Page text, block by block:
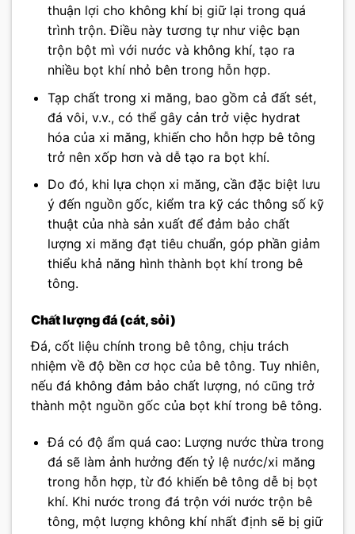
thuận lợi cho không khí bị giữ lại trong quá
trình trộn. Điều này tương tự như việc bạn
trộn bột mì với nước và không khí, tạo ra
nhiều bọt khí nhỏ bên trong hỗn hợp.
Tạp chất trong xi măng, bao gồm cả đất sét,
đá vôi, v.v., có thể gây cản trở việc hydrat
hóa của xi măng, khiến cho hỗn hợp bê tông
trở nên xốp hơn và dễ tạo ra bọt khí.
Do đó, khi lựa chọn xi măng, cần đặc biệt lưu
ý đến nguồn gốc, kiểm tra kỹ các thông số kỹ
thuật của nhà sản xuất để đảm bảo chất
lượng xi măng đạt tiêu chuẩn, góp phần giảm
thiểu khả năng hình thành bọt khí trong bê
tông.
Chất lượng đá (cát, sỏi)
Đá, cốt liệu chính trong bê tông, chịu trách
nhiệm về độ bền cơ học của bê tông. Tuy nhiên,
nếu đá không đảm bảo chất lượng, nó cũng trở
thành một nguồn gốc của bọt khí trong bê tông.
Đá có độ ẩm quá cao: Lượng nước thừa trong
đá sẽ làm ảnh hưởng đến tỷ lệ nước/xi măng
trong hỗn hợp, từ đó khiến bê tông dễ bị bọt
khí. Khi nước trong đá trộn với nước trộn bê
tông, một lượng không khí nhất định sẽ bị giữ